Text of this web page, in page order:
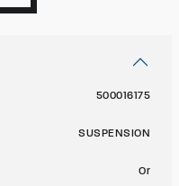
500016175
SUSPENSION
Or